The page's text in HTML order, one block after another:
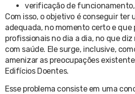
verificação de
Com isso, o objetivo é conseguir ter
adequada, no momento certo e que
profissionais no dia a dia, no que
com saúde. Ele surge, inclusive,
amenizar as preocupações
Edifícios Doentes.
Esse problema consiste em uma